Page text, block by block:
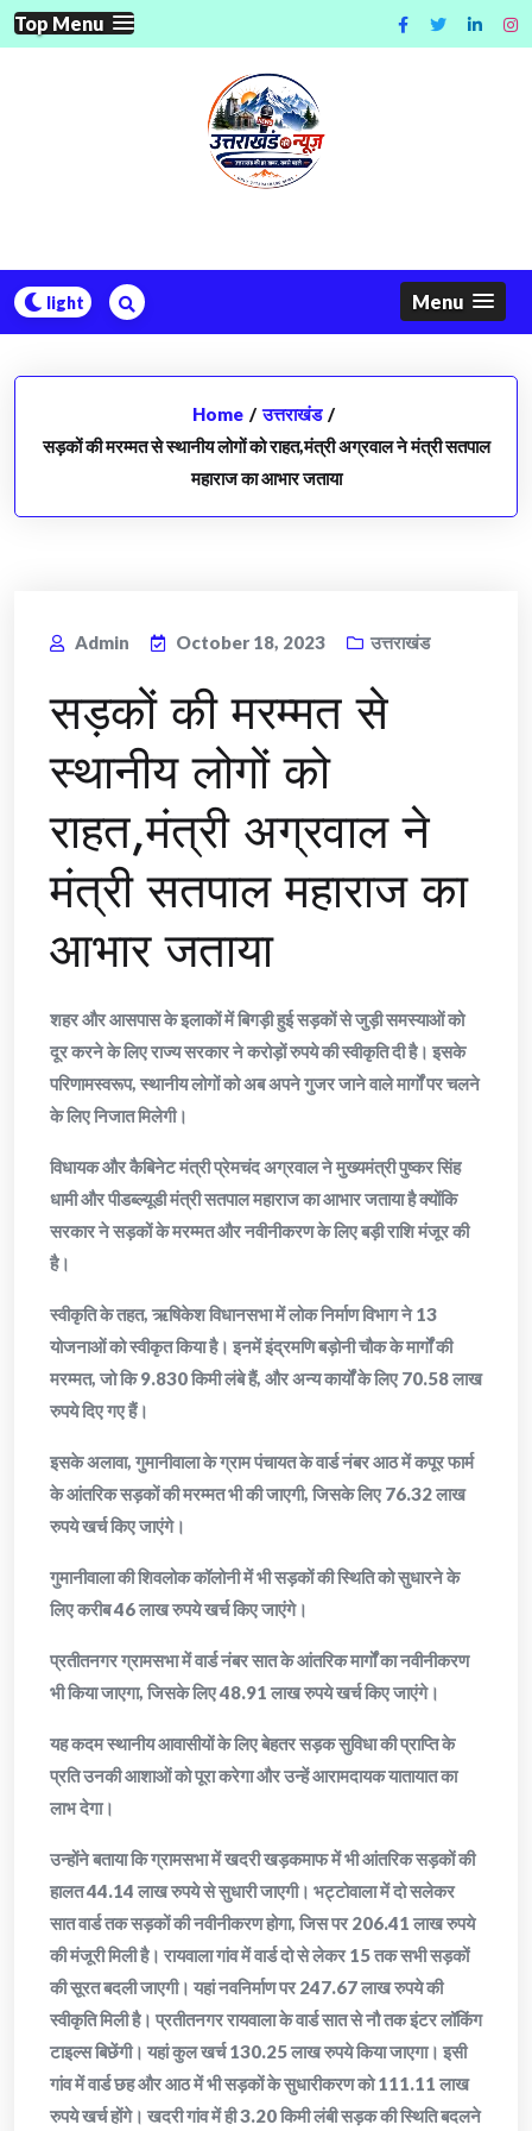
Skip
to
Top Menu
Menu
Home / उत्तराखंड /
सड़कों की मरम्मत से स्थानीय लोगों को राहत,मंत्री अग्रवाल ने मंत्री सतपाल
महाराज का आभार जताया
Admin October 18, 2023 उत्तराखंड
सड़कों की मरम्मत से
स्थानीय लोगों को
राहत,मंत्री अग्रवाल ने
मंत्री सतपाल महाराज का
आभार जताया
शहर और आसपास के इलाकों में बिगड़ी हुई सड़कों से जुड़ी समस्याओं को
दूर करने के लिए राज्य सरकार ने करोड़ों रुपये की स्वीकृति दी है। इसके
परिणामस्वरूप, स्थानीय लोगों को अब अपने गुजर जाने वाले मार्गों पर चलने
के लिए निजात मिलेगी।
विधायक और कैबिनेट मंत्री प्रेमचंद अग्रवाल ने मुख्यमंत्री पुष्कर सिंह
धामी और पीडब्ल्यूडी मंत्री सतपाल महाराज का आभार जताया है क्योंकि
सरकार ने सड़कों के मरम्मत और नवीनीकरण के लिए बड़ी राशि मंजूर की
है।
स्वीकृति के तहत, ऋषिकेश विधानसभा में लोक निर्माण विभाग ने 13
योजनाओं को स्वीकृत किया है। इनमें इंद्रमणि बड़ोनी चौक के मार्गों की
मरम्मत, जो कि 9.830 किमी लंबे हैं, और अन्य कार्यों के लिए 70.58 लाख
रुपये दिए गए हैं।
इसके अलावा, गुमानीवाला के ग्राम पंचायत के वार्ड नंबर आठ में कपूर फार्म
के आंतरिक सड़कों की मरम्मत भी की जाएगी, जिसके लिए 76.32 लाख
रुपये खर्च किए जाएंगे।
गुमानीवाला की शिवलोक कॉलोनी में भी सड़कों की स्थिति को सुधारने के
लिए करीब 46 लाख रुपये खर्च किए जाएंगे।
प्रतीतनगर ग्रामसभा में वार्ड नंबर सात के आंतरिक मार्गों का नवीनीकरण
भी किया जाएगा, जिसके लिए 48.91 लाख रुपये खर्च किए जाएंगे।
यह कदम स्थानीय आवासीयों के लिए बेहतर सड़क सुविधा की प्राप्ति के
प्रति उनकी आशाओं को पूरा करेगा और उन्हें आरामदायक यातायात का
लाभ देगा।
उन्होंने बताया कि ग्रामसभा में खदरी खड़कमाफ में भी आंतरिक सड़कों की
हालत 44.14 लाख रुपये से सुधारी जाएगी। भट्टोवाला में दो सलेकर
सात वार्ड तक सड़कों की नवीनीकरण होगा, जिस पर 206.41 लाख रुपये
की मंजूरी मिली है। रायवाला गांव में वार्ड दो से लेकर 15 तक सभी सड़कों
की सूरत बदली जाएगी। यहां नवनिर्माण पर 247.67 लाख रुपये की
स्वीकृति मिली है। प्रतीतनगर रायवाला के वार्ड सात से नौ तक इंटर लॉकिंग
टाइल्स बिछेंगी। यहां कुल खर्च 130.25 लाख रुपये किया जाएगा। इसी
गांव में वार्ड छह और आठ में भी सड़कों के सुधारीकरण को 111.11 लाख
रुपये खर्च होंगे। खदरी गांव में ही 3.20 किमी लंबी सड़क की स्थिति बदलने